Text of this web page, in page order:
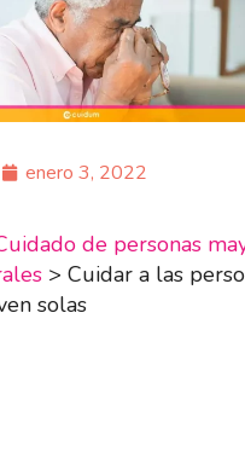
enero 3, 2022
de personas
> Cuidar a las
solas